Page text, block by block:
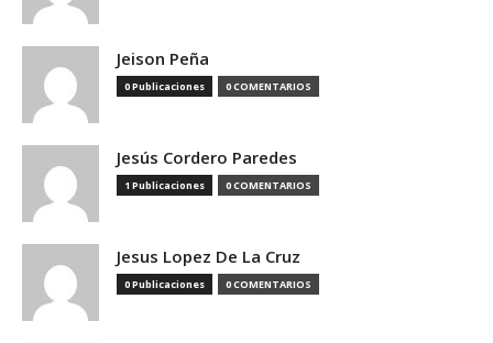
Jeison Peña
0 Publicaciones 0 COMENTARIOS
Jesús Cordero Paredes
1 Publicaciones 0 COMENTARIOS
Jesus Lopez De La Cruz
0 Publicaciones 0 COMENTARIOS